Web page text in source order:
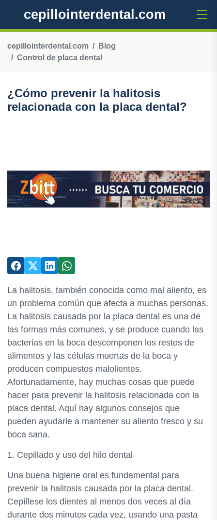
cepillointerdental.com
cepillointerdental.com
Blog
Control de placa dental
¿Cómo prevenir la halitosis
relacionada con la placa dental?
La halitosis, también conocida como mal aliento, es
un problema común que afecta a muchas personas.
La halitosis causada por la placa dental es una de
las formas más comunes, y se produce cuando las
bacterias en la boca descomponen los restos de
alimentos y las células muertas de la boca y
producen compuestos malolientes.
Afortunadamente, hay muchas cosas que puede
hacer para prevenir la halitosis relacionada con la
placa dental. Aquí hay algunos consejos que
pueden ayudarle a mantener su aliento fresco y su
boca sana.
1. Cepillado y uso del hilo dental
Una buena higiene oral es fundamental para
prevenir la halitosis causada por la placa dental.
Cepíllese los dientes al menos dos veces al día
durante dos minutos cada vez, usando una pasta